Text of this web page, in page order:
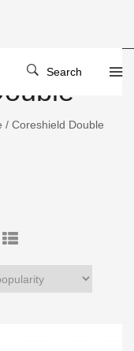
Search
/ Coreshield Double